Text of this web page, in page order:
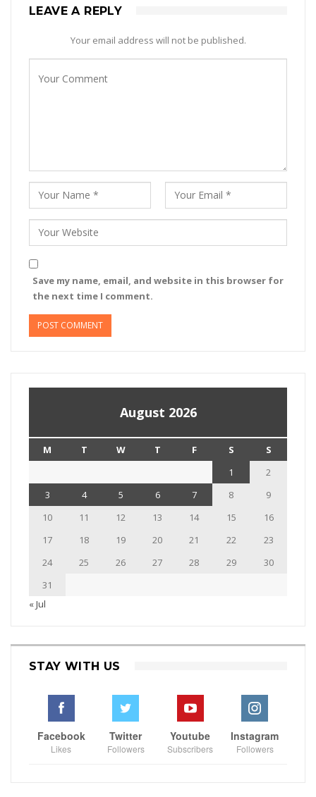
LEAVE A REPLY
Your email address will not be published.
Save my name, email, and website in this browser for
the next time I comment.
August 2026
M T W T F S
S
1
2
3
4 5 6 7 8
9
10
11 12 13 14 15
16
17
18 19 20 21 22
23
24
25 26 27 28 29
30
31
« Jul
STAY WITH US
Facebook
Likes
Twitter
Followers
Youtube
Subscribers
Instagram
Followers